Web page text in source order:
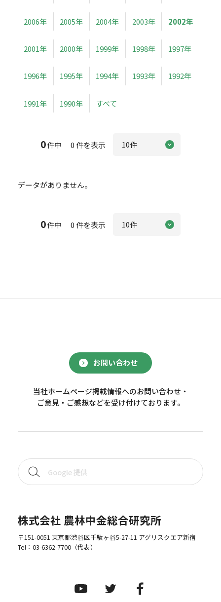
2006年 2005年 2004年 2003年 2002年
2001年 2000年 1999年 1998年 1997年
1996年 1995年 1994年 1993年 1992年
1991年 1990年 すべて
0件中 0 件を表示
データがありません。
0件中 0 件を表示
お問い合わせ
当社ホームページ掲載情報へのお問い合わせ・
ご意見・ご感想などを受け付けております。
株式会社 農林中金総合研究所
〒151-0051 東京都渋谷区千駄ヶ谷5-27-11 アグリスクエア新宿
Tel： 03-6362-7700（代表）